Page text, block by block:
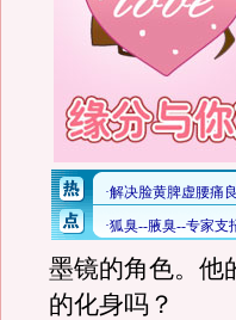
墨镜的角色。他
的化身吗？